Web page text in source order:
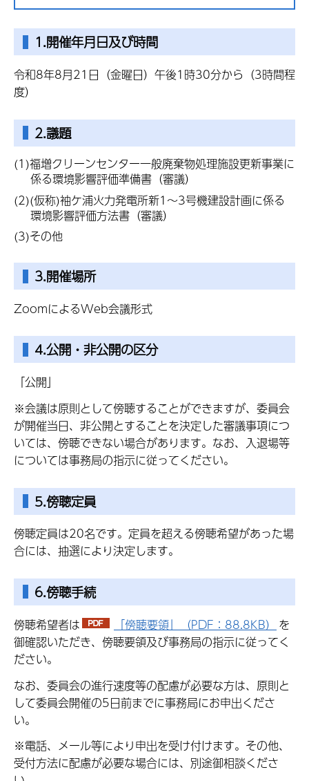
1.開催年月日及び時間
令和8年8月21日（金曜日）午後1時30分から（3時間程
度）
2.議題
(1)福増クリーンセンター一般廃棄物処理施設更新事業に
係る環境影響評価準備書（審議）
(2)(仮称)袖ケ浦火力発電所新1～3号機建設計画に係る
環境影響評価方法書（審議）
(3)その他
3.開催場所
ZoomによるWeb会議形式
4.公開・非公開の区分
「公開」
※会議は原則として傍聴することができますが、委員会
が開催当日、非公開とすることを決定した審議事項につ
いては、傍聴できない場合があります。なお、入退場等
については事務局の指示に従ってください。
5.傍聴定員
傍聴定員は20名です。定員を超える傍聴希望があった場
合には、抽選により決定します。
6.傍聴手続
傍聴希望者は 「傍聴要領」（PDF：88.8KB） を
御確認いただき、傍聴要領及び事務局の指示に従ってく
ださい。
なお、委員会の進行速度等の配慮が必要な方は、原則と
して委員会開催の5日前までに事務局にお申出くださ
い。
※電話、メール等により申出を受け付けます。その他、
受付方法に配慮が必要な場合には、別途御相談くださ